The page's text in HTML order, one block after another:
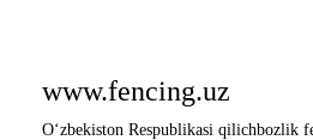
www.fencing.uz
O‘zbekiston Respublikasi qilichbozlik